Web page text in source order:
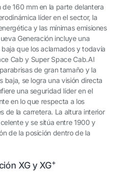
de 160 mm en la parte delantera
líder en el sector, la
y las mínimas emisiones
Generación incluye una
que los aclamados y todavía
Cab y Super Space Cab.Al
de gran tamaño y la
baja, se logra una visión directa
una seguridad líder en el
en lo que respecta a los
de la carretera. La altura interior
y se sitúa entre 1900 y
de la posición dentro de la
XG y XG+